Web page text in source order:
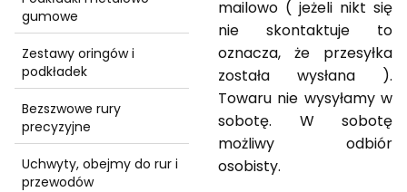
gumowe
Zestawy oringów i
podkładek
Bezszwowe rury
precyzyjne
Uchwyty, obejmy do rur i
przewodów
mailowo ( jeżeli nikt się
nie skontaktuje to
oznacza, że przesyłka
została wysłana ).
Towaru nie wysyłamy w
sobotę. W sobotę
możliwy odbiór
osobisty.